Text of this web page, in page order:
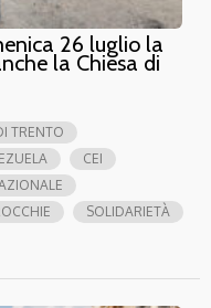
26 luglio la
la Chiesa di
TRENTO
CEI
SOLIDARIETÀ